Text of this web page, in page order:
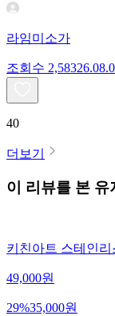
라임미소가
조회수 2,583
40
더보기
이 리뷰를 본
키친아트 스테인
49,000원
29%35,000원